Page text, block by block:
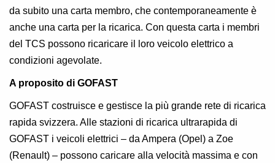
da subito una carta membro, che contemporaneamente è
anche una carta per la ricarica. Con questa carta i membri
del TCS possono ricaricare il loro veicolo elettrico a
condizioni agevolate.
A proposito di GOFAST
GOFAST costruisce e gestisce la più grande rete di ricarica
rapida svizzera. Alle stazioni di ricarica ultrarapida di
GOFAST i veicoli elettrici – da Ampera (Opel) a Zoe
(Renault) – possono caricare alla velocità massima e con